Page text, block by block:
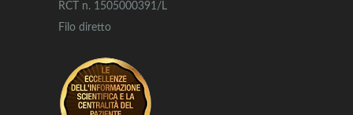
RCT n. 1505000391/L
Filo diretto